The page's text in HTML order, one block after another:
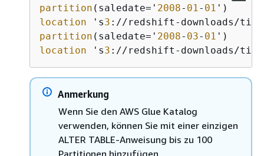
partition (saledate=' 2008- 01- 01
location 's3 ://redshift-downloads/
partition (saledate=' 2008- 03- 01
location 's3 ://redshift-downloads/
Anmerkung
Wenn Sie den AWS Glue Katalog
verwenden, können Sie mit einer einzigen
ALTER TABLE-Anweisung bis zu 100
Partitionen hinzufügen.